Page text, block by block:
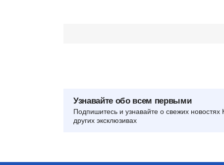
Узнавайте обо всем первыми
Подпишитесь и узнавайте о свежих новостях
других эксклюзивах